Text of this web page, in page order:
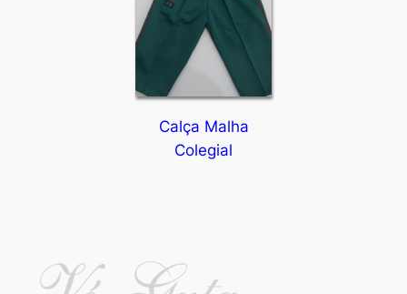
Calça Malha
Colegial